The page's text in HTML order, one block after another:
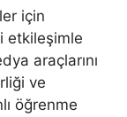
için
etkileşimle
araçlarını
ve
öğrenme